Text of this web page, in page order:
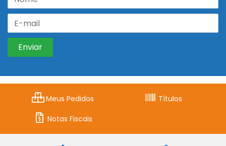
Meus Pedidos
Títulos
Notas Fiscais